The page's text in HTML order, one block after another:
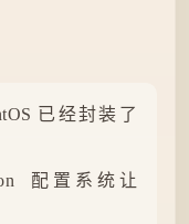
已经封装了
on 配置系统让